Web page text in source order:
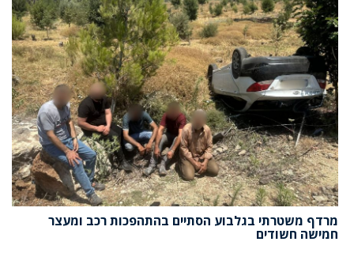
מרדף משטרתי בגלבוע הסתיים בהתהפכות רכב ומעצר
חמישה חשודים